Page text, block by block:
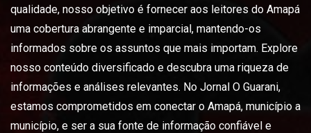
qualidade, nosso objetivo é fornecer aos leitores do Amapá
uma cobertura abrangente e imparcial, mantendo-os
informados sobre os assuntos que mais importam. Explore
nosso conteúdo diversificado e descubra uma riqueza de
informações e análises relevantes. No Jornal O Guarani,
estamos comprometidos em conectar o Amapá, município a
município, e ser a sua fonte de informação confiável e